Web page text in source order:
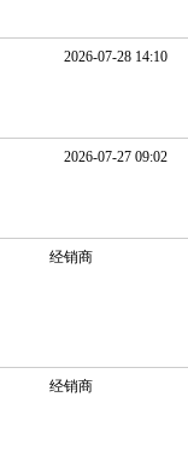
2026-07-28 14:10
2026-07-27 09:02
经销商
经销商